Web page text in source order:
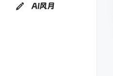
AI风月